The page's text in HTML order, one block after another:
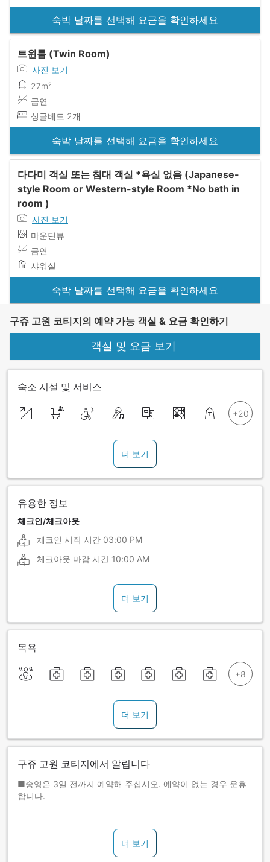
숙박 날짜를 선택해 요금을 확인하세요
트윈룸 (Twin Room)
사진 보기
27m²
금연
싱글베드 2개
숙박 날짜를 선택해 요금을 확인하세요
다다미 객실 또는 침대 객실 *욕실 없음 (Japanese-
style Room or Western-style Room *No bath in
room )
사진 보기
마운틴뷰
금연
샤워실
숙박 날짜를 선택해 요금을 확인하세요
구쥬 고원 코티지의 예약 가능 객실 & 요금 확인하기
객실 및 요금 보기
숙소 시설 및 서비스
더 보기
유용한 정보
체크인/체크아웃
체크인 시작 시간 03:00 PM
체크아웃 마감 시간 10:00 AM
더 보기
목욕
더 보기
구쥬 고원 코티지에서 알립니다
■송영은 3일 전까지 예약해 주십시오. 예약이 없는 경우 운휴
합니다.
아동 A: 만 7~12세 초등학생, 아동 B: 만 3~6세 미취학 아동, 아
동 C: 만 3~6세(침구 제공), 아동 D: 만 0~6세(침구 미제공) 또
한, 만 3~6세는 현지에서 요금을 지불하셔야 합니다. 만 0~2세
더 보기